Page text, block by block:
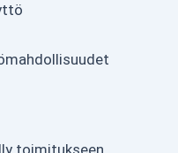
toimitukseen